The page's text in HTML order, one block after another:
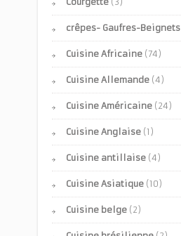
crêpes- Gaufres-Beignets
Cuisine Africaine (74)
Cuisine Allemande (4)
Cuisine Américaine (24)
Cuisine Anglaise (1)
Cuisine antillaise (4)
Cuisine Asiatique (10)
Cuisine belge (2)